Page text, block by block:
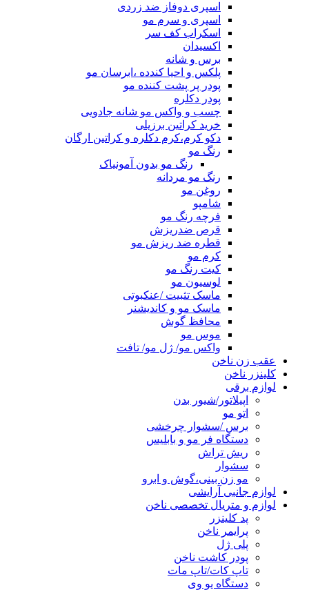
اسپری دوفاز ضد زردی
اسپری و سرم مو
اسکراب کف سر
اکسیدان
برس و شانه
پلکس و احیا کندده ،ابرسان مو
پودر پر پشت کننده مو
پودر دکلره
چسب و واکس مو شانه جادویی
خرید کراتین برزیلی
دکو کرم،کرم دکلره و کراتین ارگان
رنگ مو
رنگ مو بدون آمونیاک
رنگ مو مردانه
روغن مو
شامپو
فرچه رنگ مو
قرص ضدریزش
قطره ضد ریزش مو
کرم مو
کیت رنگ مو
لوسیون مو
ماسک تثبیت /عنکبوتی
ماسک مو و کاندیشنر
محافظ گوش
موس مو
واکس مو/ ژل مو/ تافت
عقب زن ناخن
کلینزر ناخن
لوازم برقی
اپیلاتور/شیور بدن
اتو مو
برس /سشوار چرخشی
دستگاه فر مو و بابلیس
ریش تراش
سشوار
مو زن بینی،گوش و ابرو
لوازم جانبی آرایشی
لوازم و متریال تخصصی ناخن
پد کلینزر
پرایمر ناخن
پلی ژل
پودر کاشت ناخن
تاپ کات/تاپ مات
دستگاه یو وی